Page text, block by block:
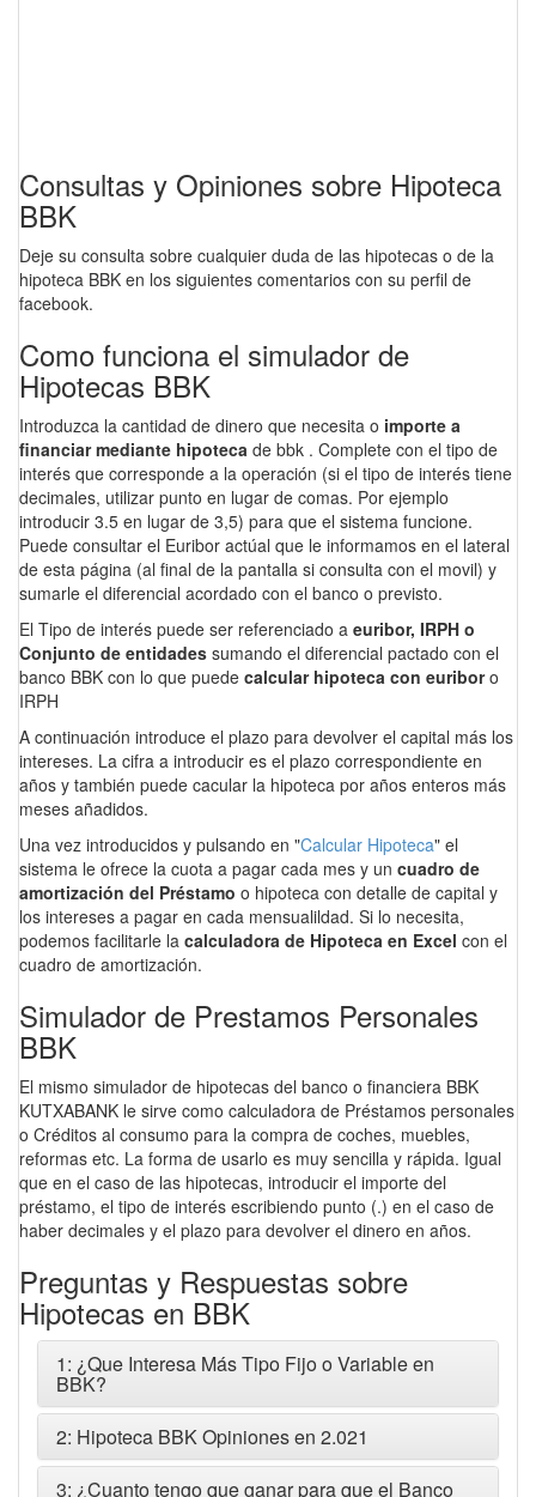
Consultas y Opiniones sobre Hipoteca
BBK
Deje su consulta sobre cualquier duda de las hipotecas o de la
hipoteca BBK en los siguientes comentarios con su perfil de
facebook.
Como funciona el simulador de
Hipotecas BBK
Introduzca la cantidad de dinero que necesita o importe a
financiar mediante hipoteca de bbk . Complete con el tipo de
interés que corresponde a la operación (si el tipo de interés tiene
decimales, utilizar punto en lugar de comas. Por ejemplo
introducir 3.5 en lugar de 3,5) para que el sistema funcione.
Puede consultar el Euribor actúal que le informamos en el lateral
de esta página (al final de la pantalla si consulta con el movil) y
sumarle el diferencial acordado con el banco o previsto.
El Tipo de interés puede ser referenciado a euribor, IRPH o
Conjunto de entidades sumando el diferencial pactado con el
banco BBK con lo que puede calcular hipoteca con euriboro
IRPH
A continuación introduce el plazo para devolver el capital más los
intereses. La cifra a introducir es el plazo correspondiente en
años y también puede cacular la hipoteca por años enteros más
meses añadidos.
Una vez introducidos y pulsando en "Calcular Hipoteca" el
sistema le ofrece la cuota a pagar cada mes y un cuadro de
amortización del Préstamo o hipoteca con detalle de capital y
los intereses a pagar en cada mensualildad. Si lo necesita,
podemos facilitarle la calculadora de Hipoteca en Excel con el
cuadro de amortización.
Simulador de Prestamos Personales
BBK
El mismo simulador de hipotecas del banco o financiera BBK
KUTXABANK le sirve como calculadora de Préstamos personales
o Créditos al consumo para la compra de coches, muebles,
reformas etc. La forma de usarlo es muy sencilla y rápida. Igual
que en el caso de las hipotecas, introducir el importe del
préstamo, el tipo de interés escribiendo punto (.) en el caso de
haber decimales y el plazo para devolver el dinero en años.
Preguntas y Respuestas sobre
Hipotecas en BBK
1: ¿Que Interesa Más Tipo Fijo o Variable en
BBK?
2: Hipoteca BBK Opiniones en 2.021
3: ¿Cuanto tengo que ganar para que el Banco